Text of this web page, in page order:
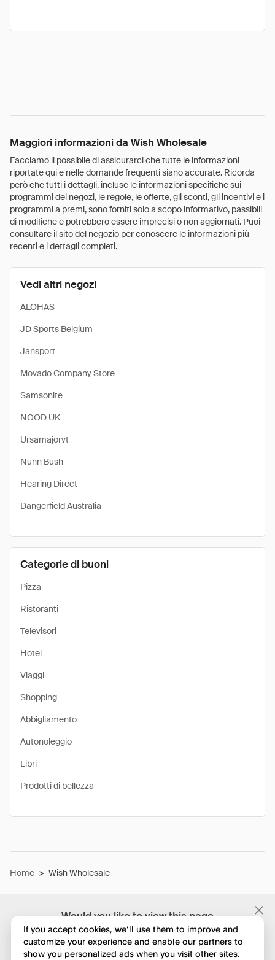
Would you like to view this page
in English?
Maggiori informazioni da Wish Wholesale
Facciamo il possibile di assicurarci che tutte le informazioni
riportate qui e nelle domande frequenti siano accurate. Ricorda
però che tutti i dettagli, incluse le informazioni specifiche sui
programmi dei negozi, le regole, le offerte, gli sconti, gli incentivi e i
programmi a premi, sono forniti solo a scopo informativo, passibili
di modifiche e potrebbero essere imprecisi o non aggiornati. Puoi
consultare il sito del negozio per conoscere le informazioni più
recenti e i dettagli completi.
Vedi altri negozi
ALOHAS
JD Sports Belgium
Jansport
Movado Company Store
Samsonite
NOOD UK
Ursamajorvt
Nunn Bush
Hearing Direct
Dangerfield Australia
Categorie di buoni
Pizza
Ristoranti
Televisori
Hotel
Viaggi
Shopping
Abbigliamento
Autonoleggio
Libri
Prodotti di bellezza
Home > Wish Wholesale
If you accept cookies, we’ll use them to improve and
customize your experience and enable our partners to
show you personalized ads when you visit other sites.